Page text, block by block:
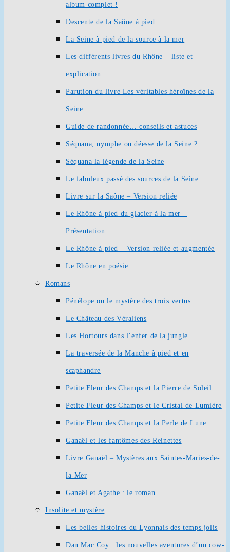
album complet !
Descente de la Saône à pied
La Seine à pied de la source à la mer
Les différents livres du Rhône – liste et
explication.
Parution du livre Les véritables héroïnes de la
Seine
Guide de randonnée… conseils et astuces
Séquana, nymphe ou déesse de la Seine ?
Séquana la légende de la Seine
Le fabuleux passé des sources de la Seine
Livre sur la Saône – Version reliée
Le Rhône à pied du glacier à la mer –
Présentation
Le Rhône à pied – Version reliée et augmentée
Le Rhône en poésie
Romans
Pénélope ou le mystère des trois vertus
Le Château des Véraliens
Les Hortours dans l’enfer de la jungle
La traversée de la Manche à pied et en
scaphandre
Petite Fleur des Champs et la Pierre de Soleil
Petite Fleur des Champs et le Cristal de Lumière
Petite Fleur des Champs et la Perle de Lune
Ganaël et les fantômes des Reinettes
Livre Ganaël – Mystères aux Saintes-Maries-de-
la-Mer
Ganaël et Agathe : le roman
Insolite et mystère
Les belles histoires du Lyonnais des temps jolis
Dan Mac Coy : les nouvelles aventures d’un cow-